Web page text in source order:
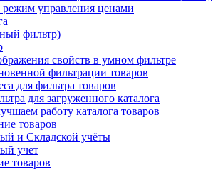
управления ценами
фильтр)
свойств в умном фильтре
фильтрации товаров
для фильтра товаров
для загруженного каталога
работу каталога товаров
товаров
и Складской учёты
учет
товаров